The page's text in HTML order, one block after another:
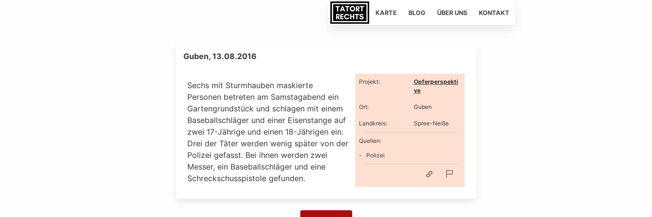
KARTE BLOG ÜBER UNS KONTAKT
Guben, 13.08.2016
Sechs mit Sturmhauben maskierte
Personen betreten am Samstagabend ein
Gartengrundstück und schlagen mit einem
Baseballschläger und einer Eisenstange auf
zwei 17-Jährige und einen 18-Jährigen ein.
Drei der Täter werden wenig später von der
Polizei gefasst. Bei ihnen werden zwei
Messer, ein Baseballschläger und eine
Schreckschusspistole gefunden.
Projekt:
Opferperspekti
ve
Ort: Guben
Landkreis: Spree-Neiße
Quellen:
Polizei